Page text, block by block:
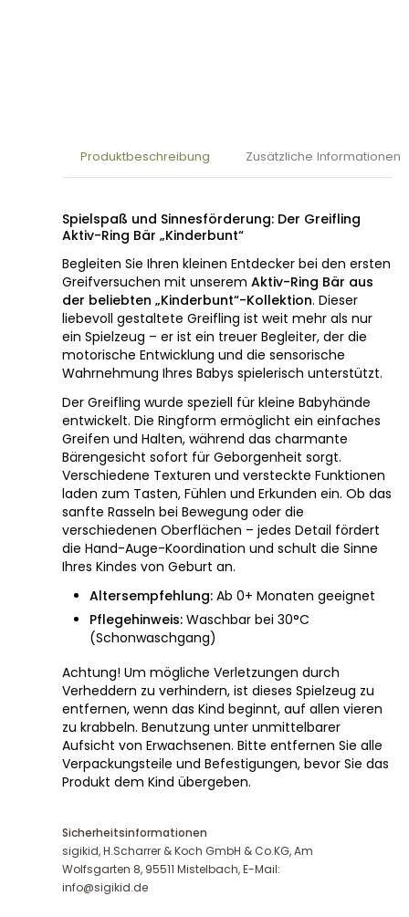
Produktbeschreibung Zusätzliche Informationen
Spielspaß und Sinnesförderung: Der Greifling
Aktiv-Ring Bär „Kinderbunt“
Begleiten Sie Ihren kleinen Entdecker bei den ersten
Greifversuchen mit unserem Aktiv-Ring Bär aus
der beliebten „Kinderbunt“-Kollektion. Dieser
liebevoll gestaltete Greifling ist weit mehr als nur
ein Spielzeug – er ist ein treuer Begleiter, der die
motorische Entwicklung und die sensorische
Wahrnehmung Ihres Babys spielerisch unterstützt.
Der Greifling wurde speziell für kleine Babyhände
entwickelt. Die Ringform ermöglicht ein einfaches
Greifen und Halten, während das charmante
Bärengesicht sofort für Geborgenheit sorgt.
Verschiedene Texturen und versteckte Funktionen
laden zum Tasten, Fühlen und Erkunden ein. Ob das
sanfte Rasseln bei Bewegung oder die
verschiedenen Oberflächen – jedes Detail fördert
die Hand-Auge-Koordination und schult die Sinne
Ihres Kindes von Geburt an.
Altersempfehlung: Ab 0+ Monaten geeignet
Pflegehinweis: Waschbar bei 30°C
(Schonwaschgang)
Achtung! Um mögliche Verletzungen durch
Verheddern zu verhindern, ist dieses Spielzeug zu
entfernen, wenn das Kind beginnt, auf allen vieren
zu krabbeln. Benutzung unter unmittelbarer
Aufsicht von Erwachsenen. Bitte entfernen Sie alle
Verpackungsteile und Befestigungen, bevor Sie das
Produkt dem Kind übergeben.
Sicherheitsinformationen
sigikid, H.Scharrer & Koch GmbH & Co.KG, Am
Wolfsgarten 8, 95511 Mistelbach, E-Mail:
info@sigikid.de